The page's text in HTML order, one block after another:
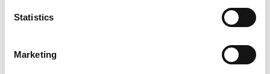
Statistics
Marketing
upplösning 0,01